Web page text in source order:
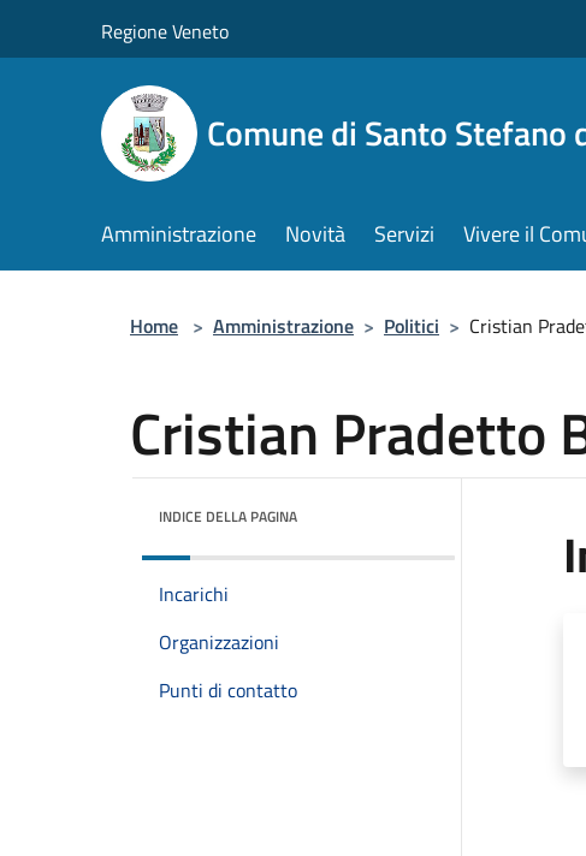
Regione Veneto
Comune di Santo Stefano
Amministrazione Novità Servizi Vivere il
Home > Amministrazione > Politici > Cristian
Cristian Pradetto
INDICE DELLA PAGINA
Incarichi
Organizzazioni
Punti di contatto